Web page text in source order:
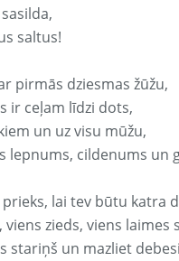
saltus!
pirmās dziesmas žūžu,
ir ceļam līdzi dots,
un uz visu mūžu,
lepnums, cildenums un
prieks, lai tev būtu katra
viens zieds, viens laimes
stariņš un mazliet